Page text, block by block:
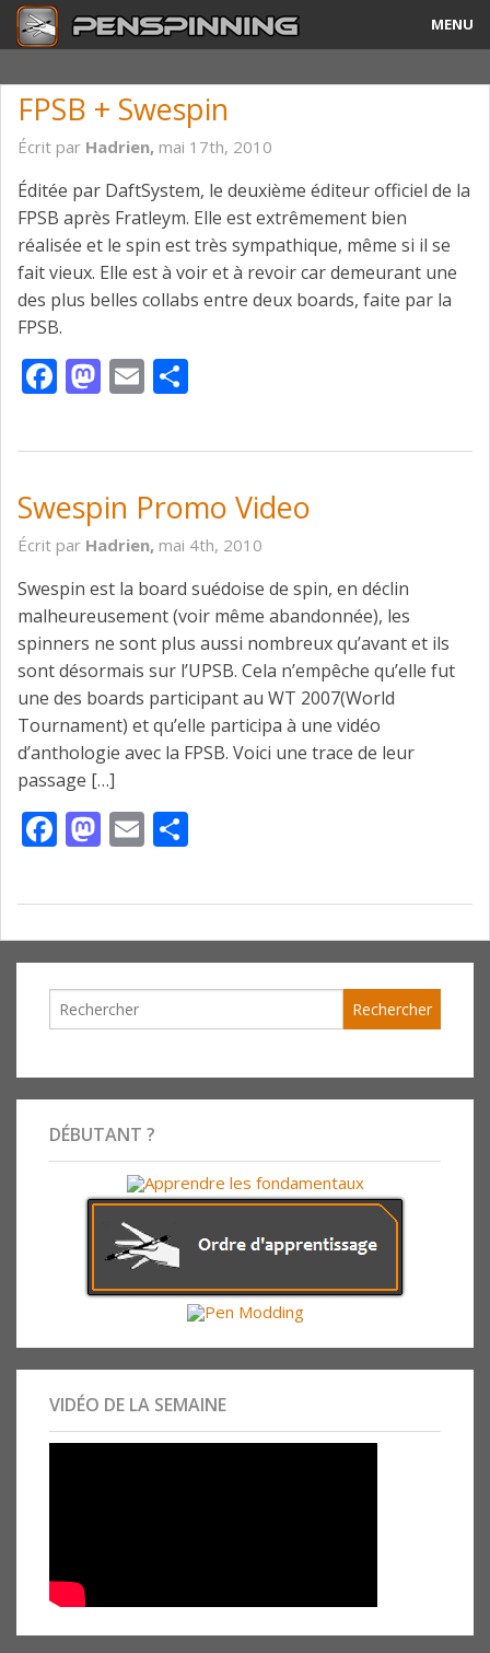
MENU
Tricks & Combos
Tournois
Vidéos
A Propos
Contact
FPSB + Swespin
Écrit par Hadrien, mai 17th, 2010
Éditée par DaftSystem, le deuxième éditeur officiel de la
FPSB après Fratleym. Elle est extrêmement bien
réalisée et le spin est très sympathique, même si il se
fait vieux. Elle est à voir et à revoir car demeurant une
des plus belles collabs entre deux boards, faite par la
FPSB.
Facebook
Mastodon
Email
Swespin Promo Video
Écrit par Hadrien, mai 4th, 2010
Swespin est la board suédoise de spin, en déclin
malheureusement (voir même abandonnée), les
spinners ne sont plus aussi nombreux qu’avant et ils
sont désormais sur l’UPSB. Cela n’empêche qu’elle fut
une des boards participant au WT 2007(World
Tournament) et qu’elle participa à une vidéo
d’anthologie avec la FPSB. Voici une trace de leur
passage […]
Facebook
Mastodon
Email
DÉBUTANT ?
VIDÉO DE LA SEMAINE